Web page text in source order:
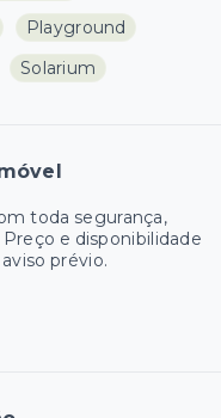
Playground
Solarium
toda segurança,
e disponibilidade
prévio.